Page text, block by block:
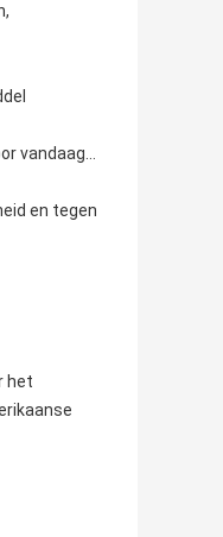
vandaag…
en tegen
het